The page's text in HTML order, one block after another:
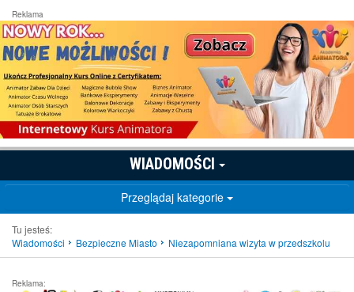
Reklama
WIADOMOŚCI
Przeglądaj kategorie
Tu jesteś:
Wiadomości
Bezpieczne Miasto Niezapomniana wizyta w przedszkolu
Reklama: